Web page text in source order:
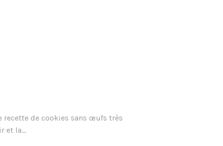
recette de cookies sans œufs très
et la...